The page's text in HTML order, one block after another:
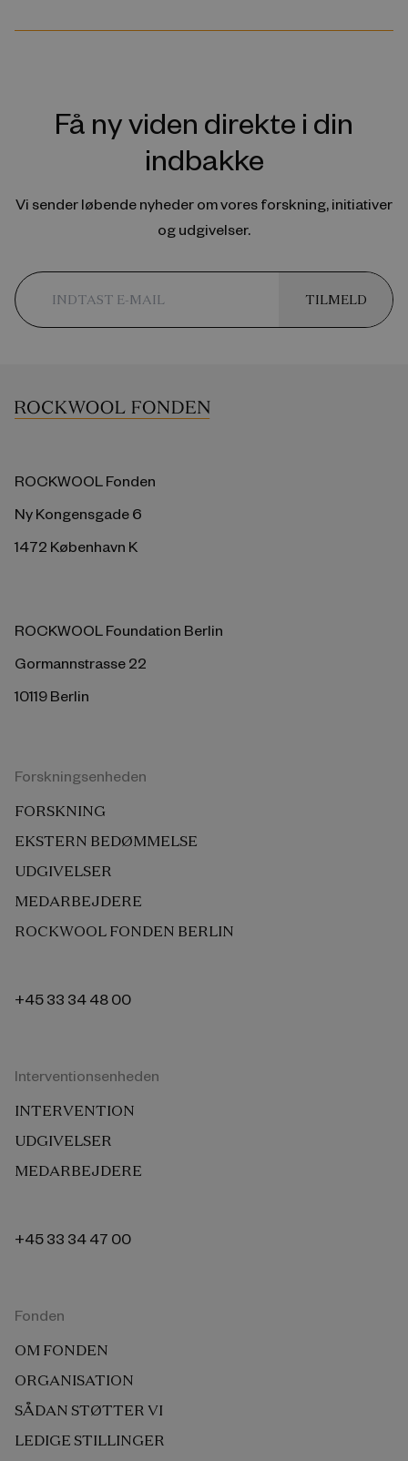
Få ny viden direkte i din
indbakke
Vi sender løbende nyheder om vores forskning, initiativer
og udgivelser.
TILMELD
ROCKWOOL Fonden
Ny Kongensgade 6
1472 København K
ROCKWOOL Foundation Berlin
Gormannstrasse 22
10119 Berlin
Forskningsenheden
FORSKNING
EKSTERN BEDØMMELSE
UDGIVELSER
MEDARBEJDERE
ROCKWOOL FONDEN BERLIN
+45 33 34 48 00
Interventionsenheden
INTERVENTION
UDGIVELSER
MEDARBEJDERE
+45 33 34 47 00
Fonden
OM FONDEN
ORGANISATION
SÅDAN STØTTER VI
LEDIGE STILLINGER